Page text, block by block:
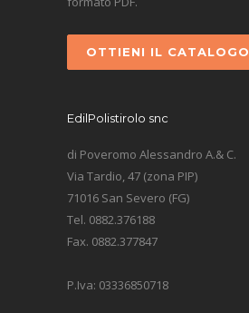
OTTIENI IL CATALOGO
EdilPolistirolo snc
di Poveromo Alessandro A.& C.
Via Tardio, 47 (zona PIP)
71016 San Severo (FG)
Tel. 0882.376188
Fax. 0882.377847
P.Iva: 03336850718